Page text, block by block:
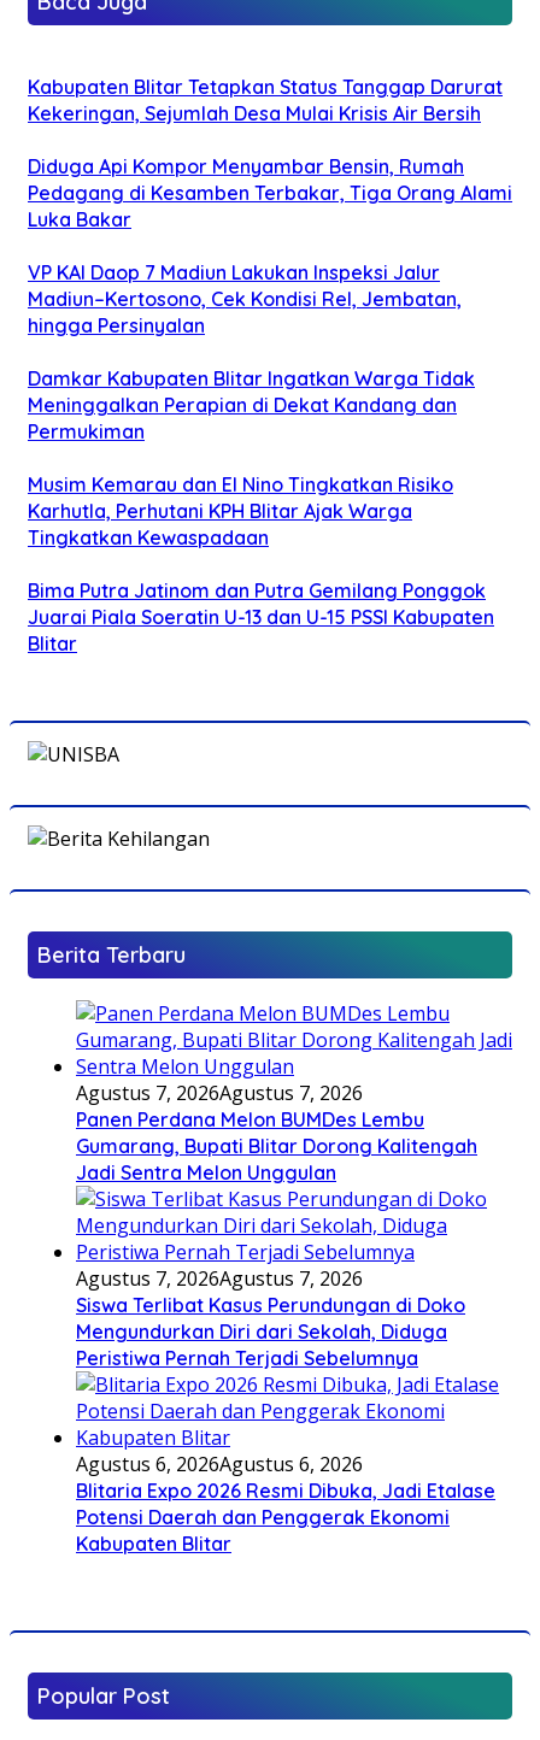
Kabupaten Blitar Tetapkan Status Tanggap Darurat
Kekeringan, Sejumlah Desa Mulai Krisis Air Bersih
Diduga Api Kompor Menyambar Bensin, Rumah
Pedagang di Kesamben Terbakar, Tiga Orang Alami
Luka Bakar
VP KAI Daop 7 Madiun Lakukan Inspeksi Jalur
Madiun–Kertosono, Cek Kondisi Rel, Jembatan,
hingga Persinyalan
Damkar Kabupaten Blitar Ingatkan Warga Tidak
Meninggalkan Perapian di Dekat Kandang dan
Permukiman
Musim Kemarau dan El Nino Tingkatkan Risiko
Karhutla, Perhutani KPH Blitar Ajak Warga
Tingkatkan Kewaspadaan
Bima Putra Jatinom dan Putra Gemilang Ponggok
Juarai Piala Soeratin U-13 dan U-15 PSSI Kabupaten
Blitar
Berita Terbaru
Agustus 7, 2026Agustus 7, 2026
Panen Perdana Melon BUMDes Lembu
Gumarang, Bupati Blitar Dorong Kalitengah
Jadi Sentra Melon Unggulan
Agustus 7, 2026Agustus 7, 2026
Siswa Terlibat Kasus Perundungan di Doko
Mengundurkan Diri dari Sekolah, Diduga
Peristiwa Pernah Terjadi Sebelumnya
Agustus 6, 2026Agustus 6, 2026
Blitaria Expo 2026 Resmi Dibuka, Jadi Etalase
Potensi Daerah dan Penggerak Ekonomi
Kabupaten Blitar
Popular Post